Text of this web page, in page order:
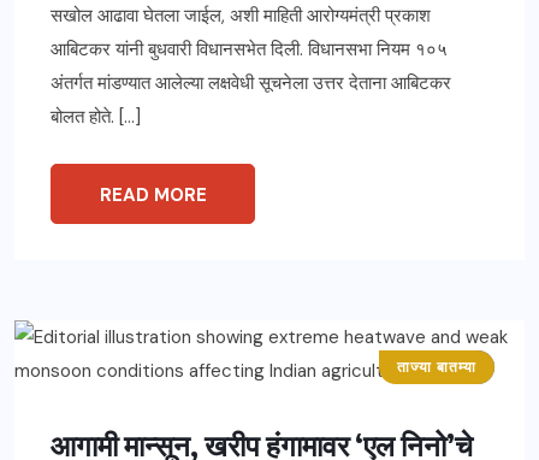
सखोल आढावा घेतला जाईल, अशी माहिती आरोग्यमंत्री प्रकाश
आबिटकर यांनी बुधवारी विधानसभेत दिली. विधानसभा नियम १०५
अंतर्गत मांडण्यात आलेल्या लक्षवेधी सूचनेला उत्तर देताना आबिटकर
बोलत होते. […]
READ MORE
महाराष्ट्र
ताज्या बातम्या
आगामी मान्सून, खरीप हंगामावर ‘एल निनो’चे